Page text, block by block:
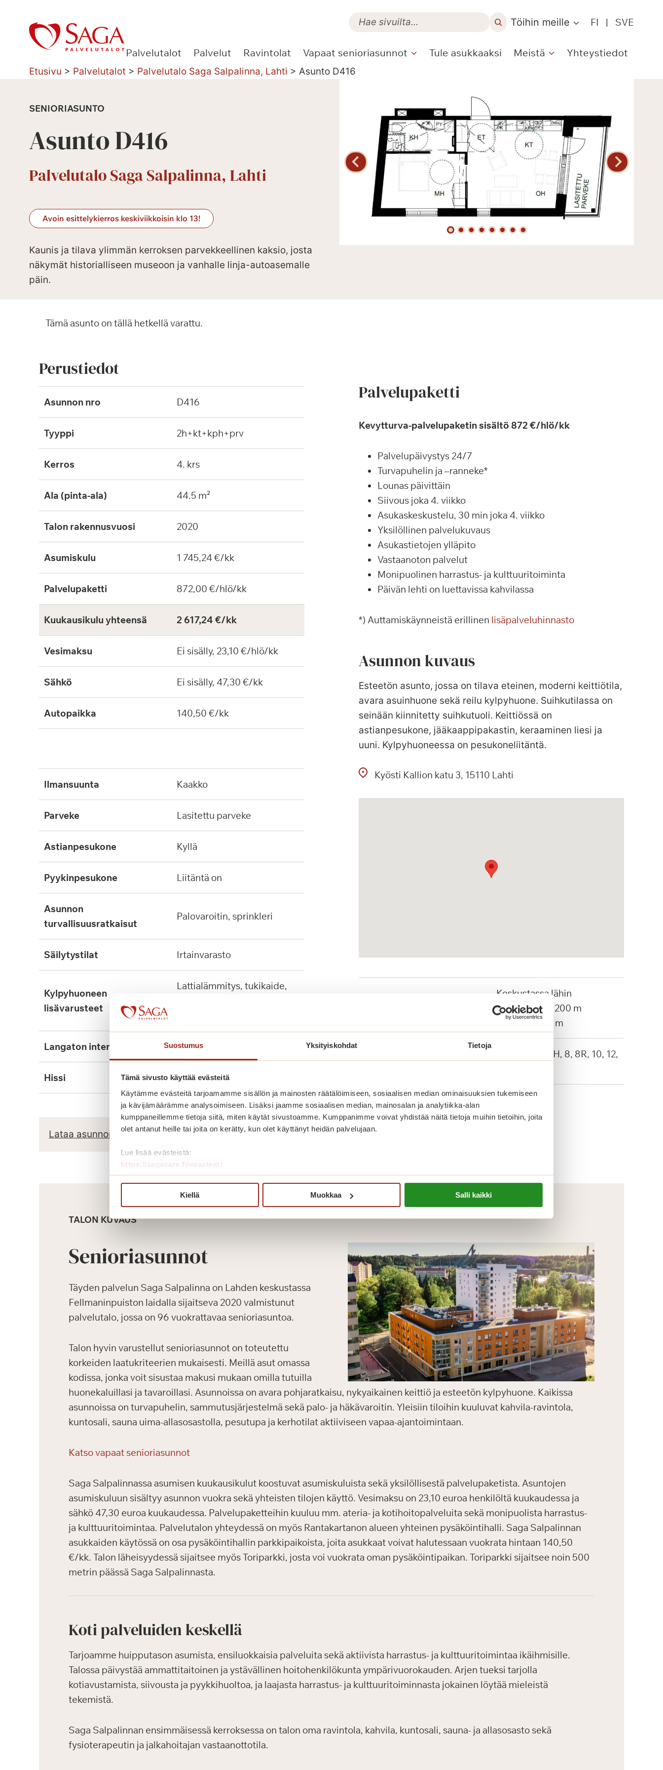
Suostumus Yksityiskohdat Tietoja
Tämä sivusto käyttää evästeitä
Käytämme evästeitä tarjoamamme sisällön ja mainosten räätälöimiseen, sosiaalisen median ominaisuuksien tukemiseen
ja kävijämäärämme analysoimiseen. Lisäksi jaamme sosiaalisen median, mainosalan ja analytiikka-alan
kumppaneillemme tietoja siitä, miten käytät sivustoamme. Kumppanimme voivat yhdistää näitä tietoja muihin tietoihin, joita
olet antanut heille tai joita on kerätty, kun olet käyttänyt heidän palvelujaan.
Lue lisää evästeistä:
https://sagacare.fi/evasteet/
Kiellä Muokkaa Salli kaikki
sisältöön
Töihin meille FI | SVE
Palvelutalot Palvelut Ravintolat Vapaat senioriasunnot Tule asukkaaksi Meistä Yhteystiedot
Etusivu > Palvelutalot > Palvelutalo Saga Salpalinna, Lahti > Asunto D416
SENIORIASUNTO
Asunto D416
Palvelutalo Saga Salpalinna, Lahti
Avoin esittelykierros keskiviikkoisin klo 13!
Kaunis ja tilava ylimmän kerroksen parvekkeellinen kaksio, josta
näkymät historialliseen museoon ja vanhalle linja-autoasemalle
päin.
Tämä asunto on tällä hetkellä varattu.
Perustiedot
Asunnon nro D416
Tyyppi 2h+kt+kph+prv
Kerros 4. krs
Ala (pinta-ala) 44.5 m²
Talon rakennusvuosi 2020
Asumiskulu 1 745,24 €/kk
Palvelupaketti 872,00 €/hlö/kk
Kuukausikulu yhteensä 2 617,24 €/kk
Vesimaksu Ei sisälly, 23,10 €/hlö/kk
Sähkö Ei sisälly, 47,30 €/kk
Autopaikka 140,50 €/kk
ilmansuunta kaakko
parveke lasitettu parveke
astianpesukone kyllä
pyykinpesukone liitäntä on
asunnon
turvallisuusratkaisut
palovaroitin, sprinkleri
säilytystilat irtainvarasto
kylpyhuoneen
lisävarusteet
lattialämmitys, tukikaide,
langaton internet kyllä
hissi kyllä, 2kpl
Lataa asunnon pohjapiirros
Palvelupaketti
Kevytturva-palvelupaketin sisältö 872 €/hlö/kk
Palvelupäivystys 24/7
Turvapuhelin ja –ranneke*
Lounas päivittäin
Siivous joka 4. viikko
Asukaskeskustelu, 30 min joka 4. viikko
Yksilöllinen palvelukuvaus
Asukastietojen ylläpito
Vastaanoton palvelut
Monipuolinen harrastus- ja kulttuuritoiminta
Päivän lehti on luettavissa kahvilassa
*) Auttamiskäynneistä erillinen lisäpalveluhinnasto
Asunnon kuvaus
Esteetön asunto, jossa on tilava eteinen, moderni keittiötila,
avara asuinhuone sekä reilu kylpyhuone. Suihkutilassa on
seinään kiinnitetty suihkutuoli. Keittiössä on
astianpesukone, jääkaappipakastin, keraaminen liesi ja
uuni. Kylpyhuoneessa on pesukoneliitäntä.
Kyösti Kallion katu 3 15110 Lahti
Keskustassa lähin
ruokakauppa 200 m
apteekki 500 m
Julkinen liikenne
Linja-autot: 4H, 8, 8R, 10, 12,
TALON KUVAUS
Senioriasunnot
Täyden palvelun Saga Salpalinna on Lahden keskustassa
Fellmaninpuiston laidalla sijaitseva 2020 valmistunut
palvelutalo, jossa on 96 vuokrattavaa senioriasuntoa.
Talon hyvin varustellut senioriasunnot on toteutettu
korkeiden laatukriteerien mukaisesti. Meillä asut omassa
kodissa, jonka voit sisustaa makusi mukaan omilla tutuilla
huonekaluillasi ja tavaroillasi. Asunnoissa on avara pohjaratkaisu, nykyaikainen keittiö ja esteetön kylpyhuone. Kaikissa
asunnoissa on turvapuhelin, sammutusjärjestelmä sekä palo- ja häkävaroitin. Yleisiin tiloihin kuuluvat kahvila-ravintola,
kuntosali, sauna uima-allasosastolla, pesutupa ja kerhotilat aktiiviseen vapaa-ajantoimintaan.
Katso vapaat senioriasunnot
Saga Salpalinnassa asumisen kuukausikulut koostuvat asumiskuluista sekä yksilöllisestä palvelupaketista. Asuntojen
asumiskuluun sisältyy asunnon vuokra sekä yhteisten tilojen käyttö. Vesimaksu on 23,10 euroa henkilöltä kuukaudessa ja
sähkö 47,30 euroa kuukaudessa. Palvelupaketteihin kuuluu mm. ateria- ja kotihoitopalveluita sekä monipuolista harrastus-
ja kulttuuritoimintaa. Palvelutalon yhteydessä on myös Rantakartanon alueen yhteinen pysäköintihalli. Saga Salpalinnan
asukkaiden käytössä on osa pysäköintihallin parkkipaikoista, joita asukkaat voivat halutessaan vuokrata hintaan 140,50
€/kk. Talon läheisyydessä sijaitsee myös Toriparkki, josta voi vuokrata oman pysäköintipaikan. Toriparkki sijaitsee noin 500
metrin päässä Saga Salpalinnasta.
Koti palveluiden keskellä
Tarjoamme huipputason asumista, ensiluokkaisia palveluita sekä aktiivista harrastus- ja kulttuuritoimintaa ikäihmisille.
Talossa päivystää ammattitaitoinen ja ystävällinen hoitohenkilökunta ympärivuorokauden. Arjen tueksi tarjolla
kotiavustamista, siivousta ja pyykkihuoltoa, ja laajasta harrastus- ja kulttuuritoiminnasta jokainen löytää mieleistä
tekemistä.
Saga Salpalinnan ensimmäisessä kerroksessa on talon oma ravintola, kahvila, kuntosali, sauna- ja allasosasto sekä
fysioterapeutin ja jalkahoitajan vastaanottotila.